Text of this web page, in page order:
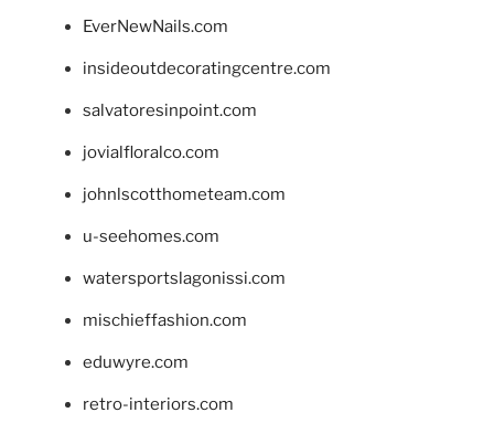
EverNewNails.com
insideoutdecoratingcentre.com
salvatoresinpoint.com
jovialfloralco.com
johnlscotthometeam.com
u-seehomes.com
watersportslagonissi.com
mischieffashion.com
eduwyre.com
retro-interiors.com